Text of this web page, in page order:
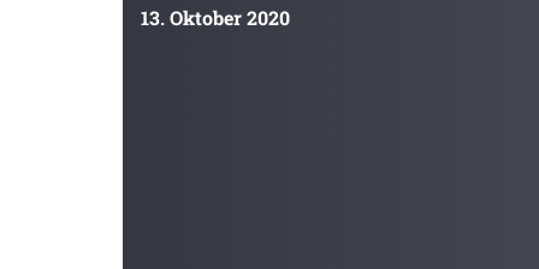
13. Oktober 2020